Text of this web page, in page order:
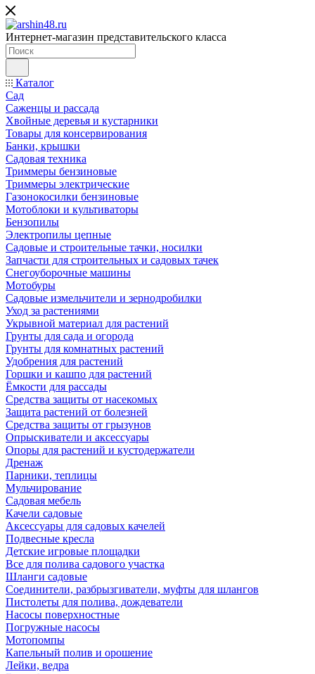
Интернет-магазин представительского класса
Каталог
Сад
Саженцы и рассада
Хвойные деревья и кустарники
Товары для консервирования
Банки, крышки
Садовая техника
Триммеры бензиновые
Триммеры электрические
Газонокосилки бензиновые
Мотоблоки и культиваторы
Бензопилы
Электропилы цепные
Садовые и строительные тачки, носилки
Запчасти для строительных и садовых тачек
Снегоуборочные машины
Мотобуры
Садовые измельчители и зернодробилки
Уход за растениями
Укрывной материал для растений
Грунты для сада и огорода
Грунты для комнатных растений
Удобрения для растений
Горшки и кашпо для растений
Ёмкости для рассады
Средства защиты от насекомых
Защита растений от болезней
Средства защиты от грызунов
Опрыскиватели и аксессуары
Опоры для растений и кустодержатели
Дренаж
Парники, теплицы
Мульчирование
Садовая мебель
Качели садовые
Аксессуары для садовых качелей
Подвесные кресла
Детские игровые площадки
Все для полива садового участка
Шланги садовые
Соединители, разбрызгиватели, муфты для шлангов
Пистолеты для полива, дождеватели
Насосы поверхностные
Погружные насосы
Мотопомпы
Капельный полив и орошение
Лейки, ведра